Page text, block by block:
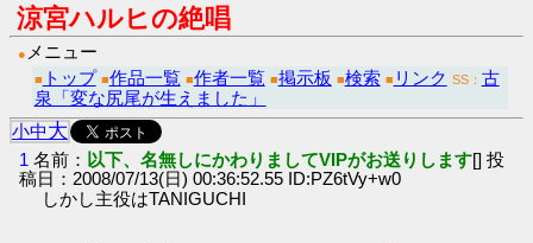
涼宮ハルヒの絶唱
● メニュー
■ トップ ■作品一覧 ■作者一覧 ■掲示板 ■検索 ■ リンク SS： 古
泉「変な尻尾が生えました」
小中大
1 名前： 以下、名無しにかわりましてVIPがお送りします[] 投
稿日：2008/07/13(日) 00:36:52.55 ID:PZ6tVy+w0
しかし主役はTANIGUCHI